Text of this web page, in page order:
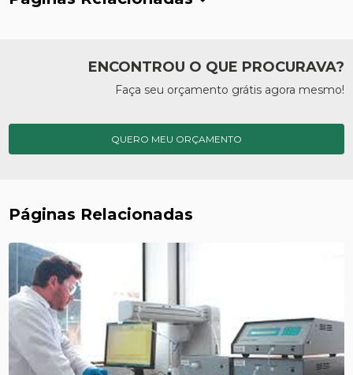
ENCONTROU O QUE PROCURAVA?
Faça seu orçamento grátis agora mesmo!
QUERO MEU ORÇAMENTO
Páginas Relacionadas